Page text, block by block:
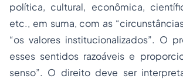
política, cultural, econômica,
etc., em suma, com as
“os valores institucionalizados”. O
esses sentidos razoáveis e
senso”. O direito deve ser